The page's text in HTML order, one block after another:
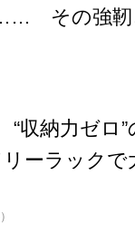
その強靭
収納力ゼロ
ーラック